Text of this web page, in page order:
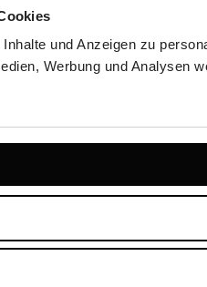
und Anzeigen zu
Werbung und Analysen